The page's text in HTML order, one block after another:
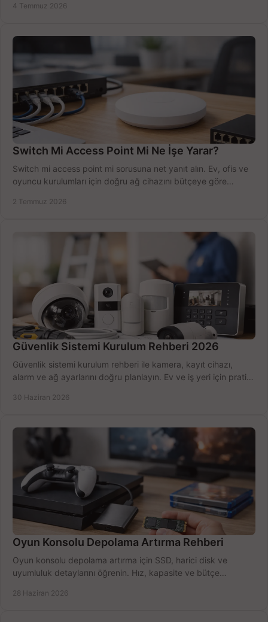
4 Temmuz 2026
Switch Mi Access Point Mi Ne İşe Yarar?
Switch mi access point mi sorusuna net yanıt alın. Ev, ofis ve
oyuncu kurulumları için doğru ağ cihazını bütçeye göre
2 Temmuz 2026
Güvenlik Sistemi Kurulum Rehberi 2026
Güvenlik sistemi kurulum rehberi ile kamera, kayıt cihazı,
alarm ve ağ ayarlarını doğru planlayın. Ev ve iş yeri için pratik
30 Haziran 2026
Oyun Konsolu Depolama Artırma Rehberi
Oyun konsolu depolama artırma için SSD, harici disk ve
uyumluluk detaylarını öğrenin. Hız, kapasite ve bütçe
28 Haziran 2026